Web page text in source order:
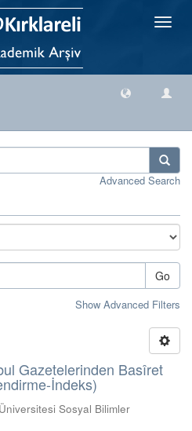
Toggle
Advanced Search
Go
Show Advanced Filters
Gazetelerinden Basîret
İndeks)
Sosyal Bilimler